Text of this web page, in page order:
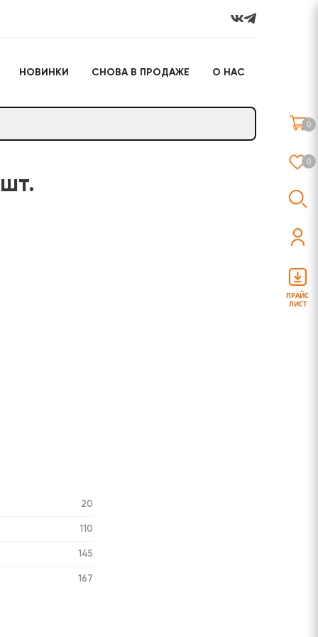
НОВИНКИ СНОВА В ПРОДАЖЕ О НАС
Настольные игры
Подарочные наборы
Слайм
20
110
145
167
0
0
ПРАЙС
ЛИСТ